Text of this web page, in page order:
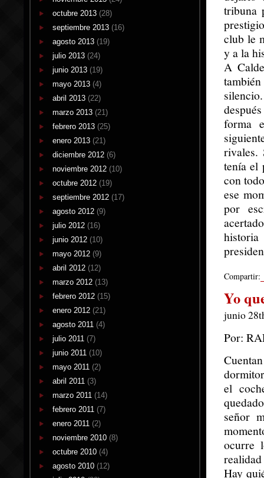
octubre 2013 (28)
septiembre 2013 (16)
agosto 2013 (19)
julio 2013 (24)
junio 2013 (19)
mayo 2013 (4)
abril 2013 (22)
marzo 2013 (21)
febrero 2013 (25)
enero 2013 (21)
diciembre 2012 (6)
noviembre 2012 (10)
octubre 2012 (19)
septiembre 2012 (17)
agosto 2012 (9)
julio 2012 (16)
junio 2012 (10)
mayo 2012 (9)
abril 2012 (12)
marzo 2012 (13)
febrero 2012 (15)
enero 2012 (21)
agosto 2011 (4)
julio 2011 (7)
junio 2011 (10)
mayo 2011 (2)
abril 2011 (3)
marzo 2011 (14)
febrero 2011 (7)
enero 2011 (2)
noviembre 2010 (8)
octubre 2010 (4)
agosto 2010 (12)
tribuna
club le
y a la
A
forma
rivales.
tenía el
con
ese
por
Compartir:
Yo
junio
Por:
el
señor
ocurre
Hay